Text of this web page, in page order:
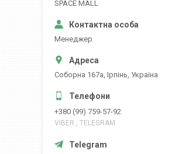
SPACE MALL
Менеджер
Соборна 167а, Ірпінь, Україна
+380 (99) 759-57-92
VIBER , TELEGRAM